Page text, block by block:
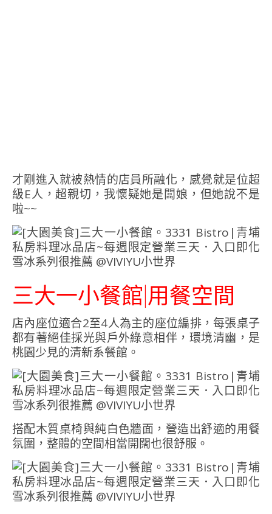
才剛進入就被熱情的店員所融化，感覺就是位超
級E人，超親切，我懷疑她是闆娘，但她說不是
啦~~
三大一小餐館|用餐空間
店內座位適合2至4人為主的座位編排，每張桌子
都有著絕佳採光與戶外綠意相伴，環境清幽，是
桃園少見的清新系餐館。
搭配木質桌椅與純白色牆面，營造出舒適的用餐
氛圍，整體的空間相當開闊也很舒服。